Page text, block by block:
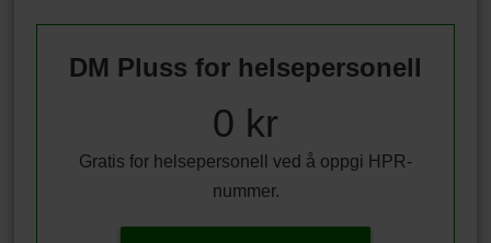
DM Pluss for helsepersonell
0 kr
Gratis for helsepersonell ved å oppgi HPR-
nummer.